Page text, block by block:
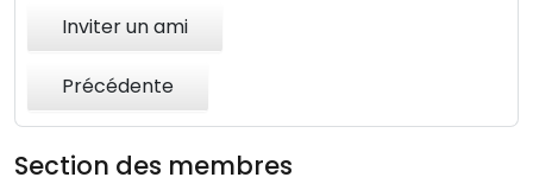
Inviter un ami
Précédente
Section des membres